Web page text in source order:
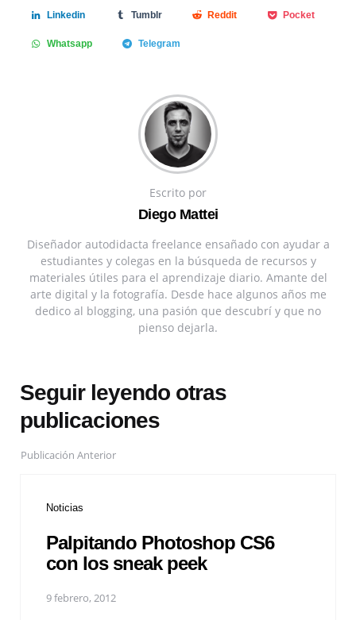
Linkedin Tumblr Reddit Pocket
Whatsapp Telegram
Escrito por
Diego Mattei
Diseñador autodidacta freelance ensañado con ayudar a
estudiantes y colegas en la búsqueda de recursos y
materiales útiles para el aprendizaje diario. Amante del
arte digital y la fotografía. Desde hace algunos años me
dedico al blogging, una pasión que descubrí y que no
pienso dejarla.
Seguir leyendo otras
publicaciones
Publicación Anterior
Noticias
Palpitando Photoshop CS6
con los sneak peek
9 febrero, 2012